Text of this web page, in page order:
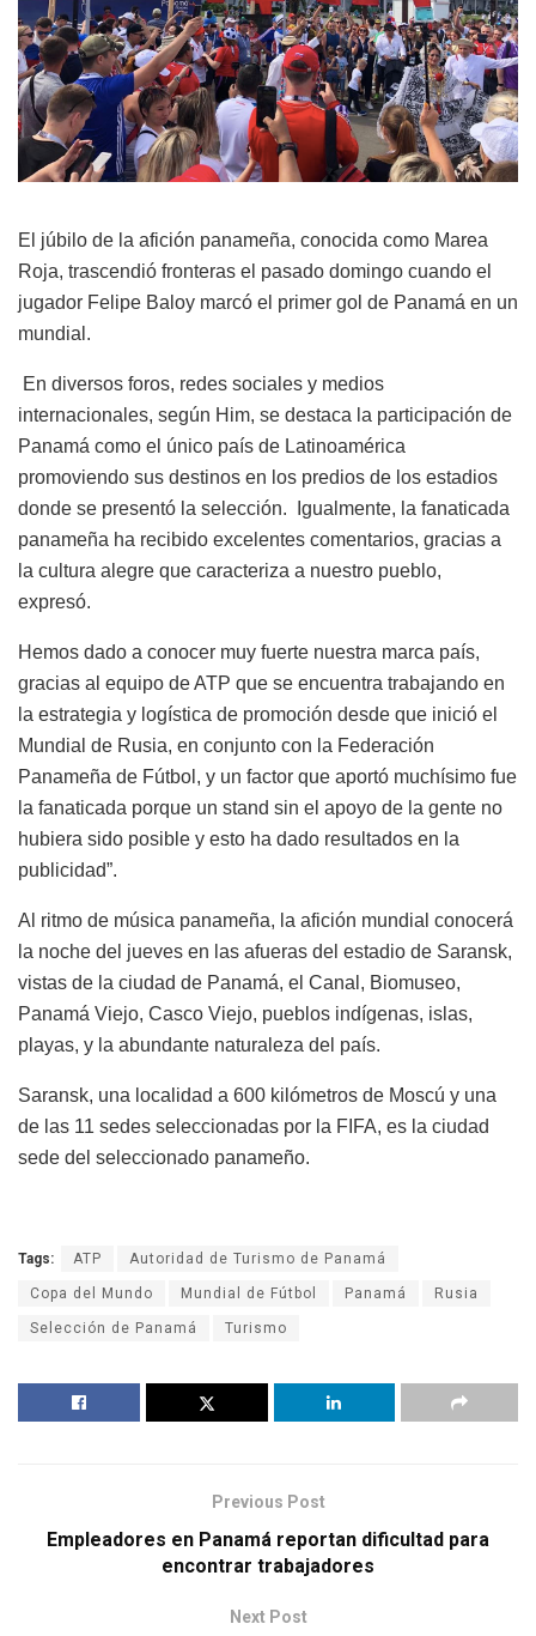
El júbilo de la afición panameña, conocida como Marea
Roja, trascendió fronteras el pasado domingo cuando el
jugador Felipe Baloy marcó el primer gol de Panamá en un
mundial.
En diversos foros, redes sociales y medios
internacionales, según Him, se destaca la participación de
Panamá como el único país de Latinoamérica
promoviendo sus destinos en los predios de los estadios
donde se presentó la selección. Igualmente, la fanaticada
panameña ha recibido excelentes comentarios, gracias a
la cultura alegre que caracteriza a nuestro pueblo,
expresó.
Hemos dado a conocer muy fuerte nuestra marca país,
gracias al equipo de ATP que se encuentra trabajando en
la estrategia y logística de promoción desde que inició el
Mundial de Rusia, en conjunto con la Federación
Panameña de Fútbol, y un factor que aportó muchísimo fue
la fanaticada porque un stand sin el apoyo de la gente no
hubiera sido posible y esto ha dado resultados en la
publicidad”.
Al ritmo de música panameña, la afición mundial conocerá
la noche del jueves en las afueras del estadio de Saransk,
vistas de la ciudad de Panamá, el Canal, Biomuseo,
Panamá Viejo, Casco Viejo, pueblos indígenas, islas,
playas, y la abundante naturaleza del país.
Saransk, una localidad a 600 kilómetros de Moscú y una
de las 11 sedes seleccionadas por la FIFA, es la ciudad
sede del seleccionado panameño.
Tags: ATP Autoridad de Turismo de Panamá
Copa del Mundo Mundial de Fútbol Panamá Rusia
Selección de Panamá Turismo
Previous Post
Empleadores en Panamá reportan dificultad para
encontrar trabajadores
Next Post